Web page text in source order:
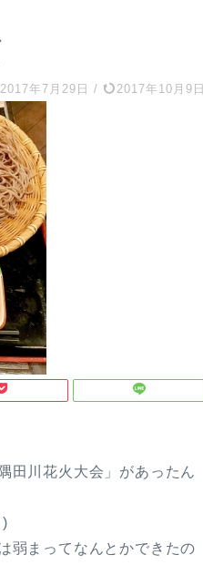
2017年7月29日 / 2017年10月9日
田川花火大会」があったん
弱まってなんとかできたの